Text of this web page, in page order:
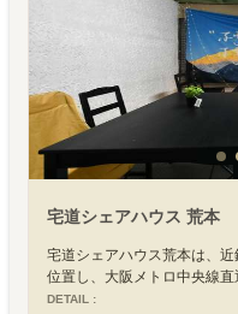
宅道シェアハウス 荒本
宅道シェアハウス荒本は、
位置し、大阪メトロ中央線
DETAIL :